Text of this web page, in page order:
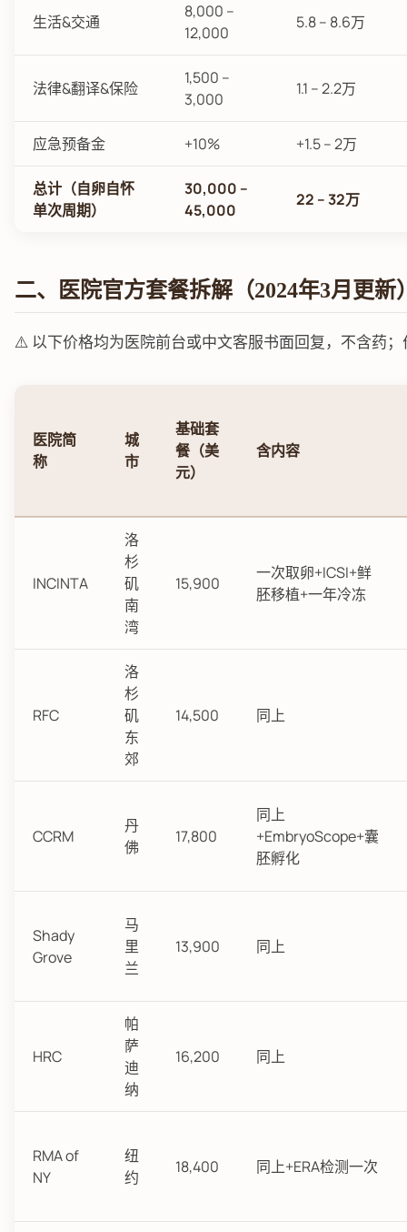
生活&交通
8,000 –
12,000
5.8 – 8.6万
法律&翻译&保险
1,500 –
3,000
1.1 – 2.2万
应急预备金 +10% +1.5 – 2万
总计（自卵自怀
单次周期）
30,000 –
45,000
22 – 32万
二、医院官方套餐拆解（2024年3月更新
⚠️ 以下价格均为医院前台或中文客服书面回复，不含药
医院简
称
城
市
基础套
餐（美
元）
含内容
INCINTA
洛
杉
矶
南
湾
15,900
一次取卵+ICSI+鲜
胚移植+一年冷冻
RFC
洛
杉
矶
东
郊
14,500 同上
CCRM
丹
佛
17,800
同上
+EmbryoScope+囊
胚孵化
Shady
Grove
马
里
兰
13,900 同上
HRC
帕
萨
迪
纳
16,200 同上
RMA of
NY
纽
约
18,400 同上+ERA检测一次